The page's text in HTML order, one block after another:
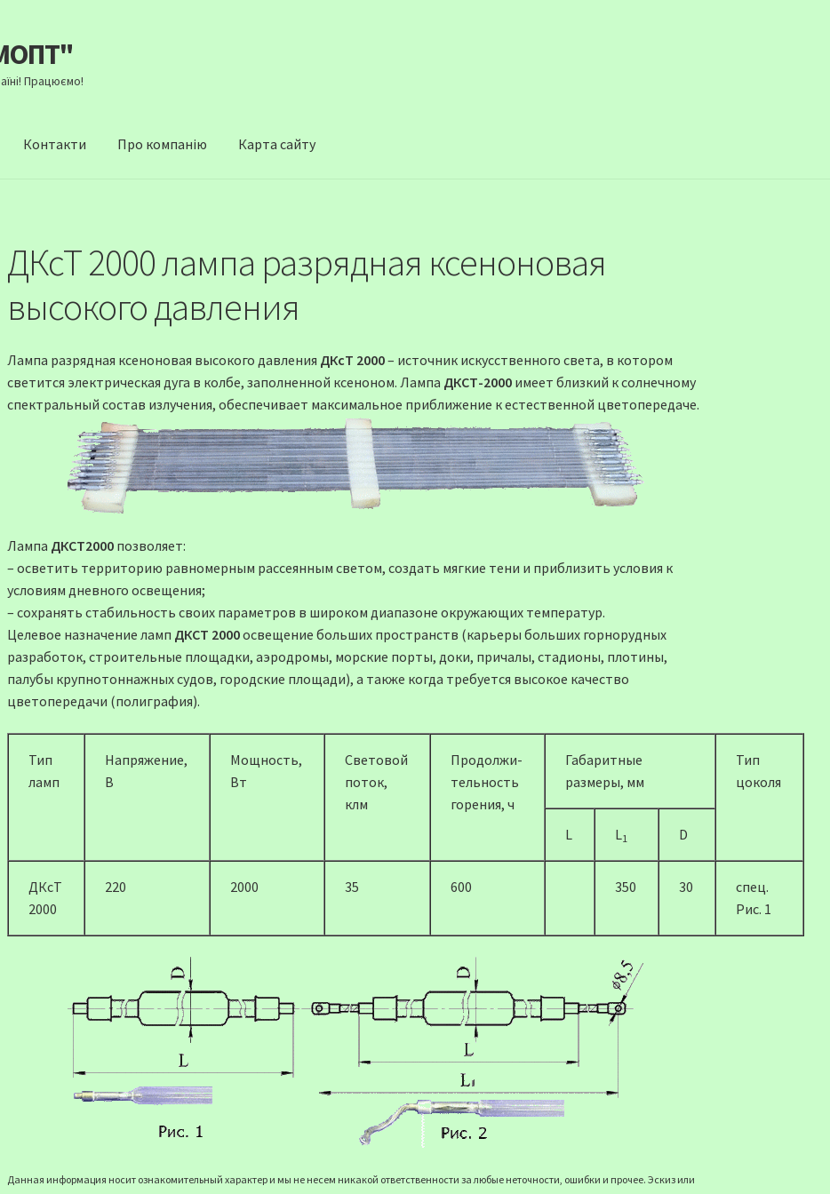
Працюємо!
Контакти Про компанію Карта сайту
ДКсТ 2000 лампа разрядная ксеноновая
высокого давления
Лампа разрядная ксеноновая высокого давления ДКсТ 2000– источник искусственного света, в котором
светится электрическая дуга в колбе, заполненной ксеноном. Лампа ДКСТ-2000имеет близкий к солнечному
спектральный состав излучения, обеспечивает максимальное приближение к естественной цветопередаче.
Лампа ДКСТ2000позволяет:
– осветить территорию равномерным рассеянным светом, создать мягкие тени и приблизить условия к
условиям дневного освещения;
– сохранять стабильность своих параметров в широком диапазоне окружающих температур.
Целевое назначение ламп ДКСТ 2000освещение больших пространств (карьеры больших горнорудных
разработок, строительные площадки, аэродромы, морские порты, доки, причалы, стадионы, плотины,
палубы крупнотоннажных судов, городские площади), а также когда требуется высокое качество
цветопередачи (полиграфия).
Тип
ламп
Напряжение,
В
Мощность,
Вт
Световой
поток,
клм
Продолжи-
тельность
горения, ч
Габаритные
размеры, мм
Тип
цоколя
L L1 D
ДКсТ
2000
220 2000 35 600 350 30
спец.
Рис. 1
Данная информация носит ознакомительный характер и мы не несем никакой ответственности за любые неточности, ошибки и прочее. Эскиз или